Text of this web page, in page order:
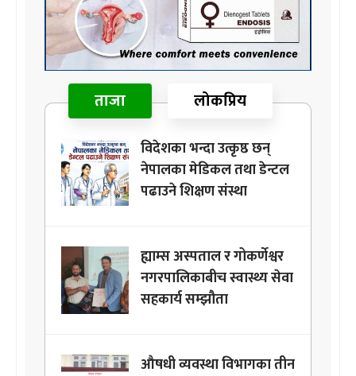
ताजा लोकप्रिय
विदेशका भन्दा उत्कृष्ठ छन्
नेपालका मेडिकल तथा डेन्टल
पढाउने शिक्षण संस्था
ह्याम्स अस्पताल र गोकर्णेश्वर
नगरपालिकाबीच स्वास्थ्य सेवा
सहकार्य सम्झौता
औषधी व्यवस्था विभागका तीन